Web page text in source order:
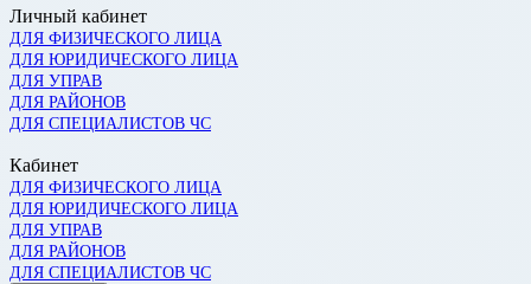
Личный кабинет
ДЛЯ ФИЗИЧЕСКОГО ЛИЦА
ДЛЯ ЮРИДИЧЕСКОГО ЛИЦА
ДЛЯ УПРАВ
ДЛЯ РАЙОНОВ
ДЛЯ СПЕЦИАЛИСТОВ ЧС
Кабинет
ДЛЯ ФИЗИЧЕСКОГО ЛИЦА
ДЛЯ ЮРИДИЧЕСКОГО ЛИЦА
ДЛЯ УПРАВ
ДЛЯ РАЙОНОВ
ДЛЯ СПЕЦИАЛИСТОВ ЧС